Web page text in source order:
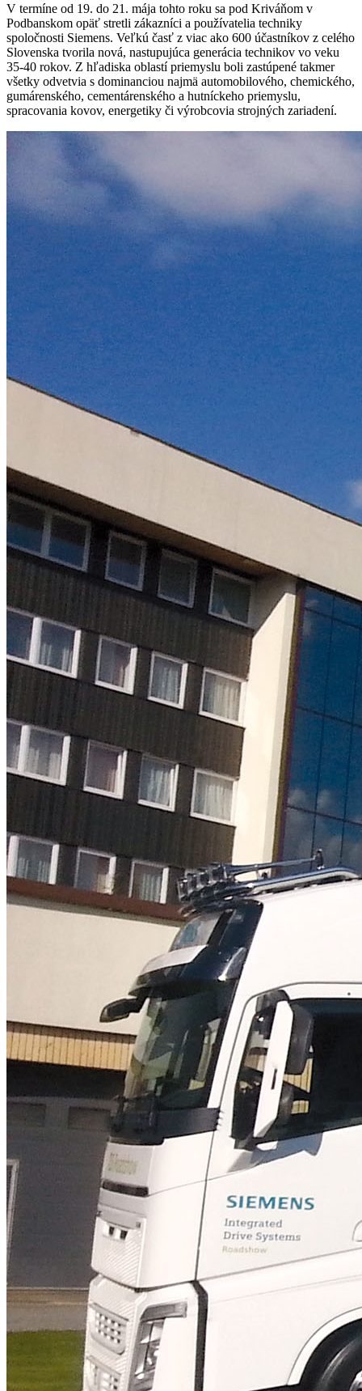
V termíne od 19. do 21. mája tohto roku sa pod Kriváňom v
Podbanskom opäť stretli zákazníci a používatelia techniky
spoločnosti Siemens. Veľkú časť z viac ako 600 účastníkov z celého
Slovenska tvorila nová, nastupujúca generácia technikov vo veku
35-40 rokov. Z hľadiska oblastí priemyslu boli zastúpené takmer
všetky odvetvia s dominanciou najmä automobilového, chemického,
gumárenského, cementárenského a hutníckeho priemyslu,
spracovania kovov, energetiky či výrobcovia strojných zariadení.